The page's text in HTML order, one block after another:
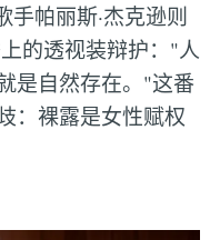
帕丽斯·杰克逊则
的透视装辩护："人
是自然存在。"这番
：裸露是女性赋权